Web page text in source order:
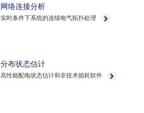
网络连接分析
实时条件下系统的连续电气拓扑处理
分布状态估计
高性能配电状态估计和非技术损耗软件